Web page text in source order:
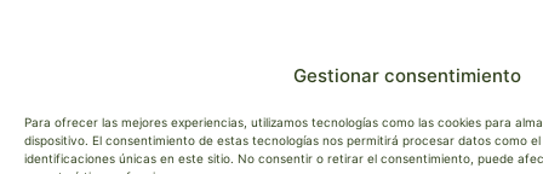
Gestionar consentimiento
Para ofrecer las mejores experiencias, utilizamos tecnologías como las cookies para
dispositivo. El consentimiento de estas tecnologías nos permitirá procesar datos como
identificaciones únicas en este sitio. No consentir o retirar el consentimiento, puede